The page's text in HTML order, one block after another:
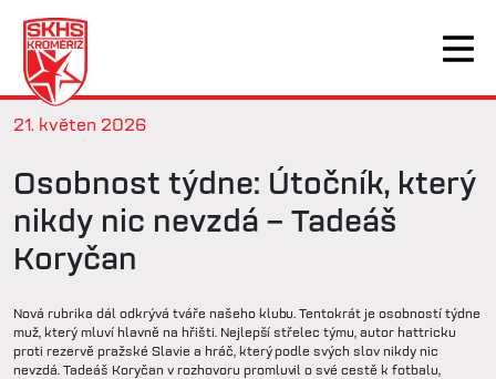
21. květen 2026
Osobnost týdne: Útočník, který
nikdy nic nevzdá – Tadeáš
Koryčan
Nová rubrika dál odkrývá tváře našeho klubu. Tentokrát je osobností týdne
muž, který mluví hlavně na hřišti. Nejlepší střelec týmu, autor hattricku
proti rezervě pražské Slavie a hráč, který podle svých slov nikdy nic
nevzdá. Tadeáš Koryčan v rozhovoru promluvil o své cestě k fotbalu,